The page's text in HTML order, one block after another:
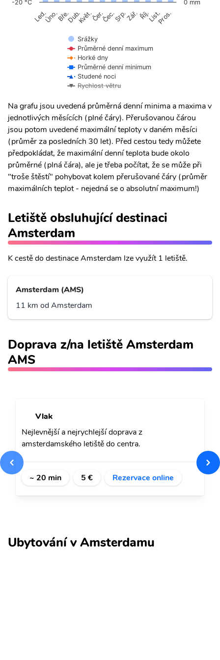
Srážky
Průměrné denní maximum
Horké dny
Průměrné denní minimum
Studené noci
Rychlost větru
Led.Úno.Bře.Dub.Květ.Čer.Čec.Srp.Zář.Říj.List.Pros.
-20 °C 0 mm
Na grafu jsou uvedená průměrná denní minima a maxima v
jednotlivých měsících (plné čáry). Přerušovanou čárou
jsou potom uvedené maximální teploty v daném měsíci
(průměr za posledních 30 let). Před cestou tedy můžete
předpokládat, že maximální denní teplota bude okolo
průměrné (plná čára), ale je třeba počítat, že se může při
"troše štěstí" pohybovat kolem přerušované čáry (průměr
maximálních teplot - nejedná se o absolutní maximum!)
Letiště obsluhující destinaci
Amsterdam
K cestě do destinace Amsterdam lze využít 1 letiště.
Amsterdam (AMS)
11 km od Amsterdam
Doprava z/na letiště Amsterdam
AMS
Vlak
Nejlevnější a nejrychlejší doprava z
amsterdamského letiště do centra.
~ 20 min 5 € Rezervace online
Ubytování v Amsterdamu